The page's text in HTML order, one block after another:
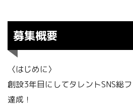
募集概要
〈はじめに〉
創設3年目にしてタレントSNS総
達成！